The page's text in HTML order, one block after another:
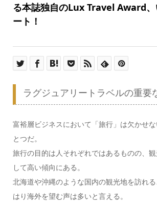
る本誌独自のLux Travel Award、
ート！
ラグジュアリートラベルの重要
富裕層ビジネスにおいて「旅行」は欠かせ
とつだ。
旅行の目的は人それぞれではあるものの、
して高い傾向にある。
北海道や沖縄のような国内の観光地を訪れ
はり海外を望む声は多いと言える。